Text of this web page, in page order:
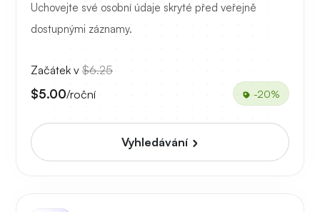
Uchovejte své osobní údaje skryté před veřejně
dostupnými záznamy.
Začátek v $6.25
$5.00/roční -20%
Vyhledávání